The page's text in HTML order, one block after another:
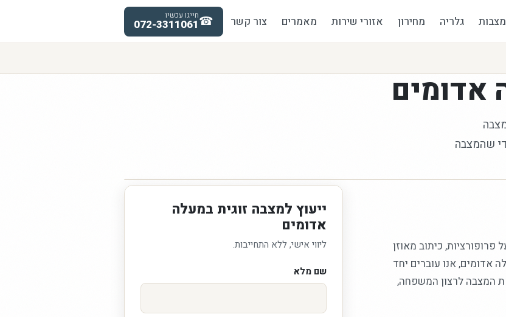
מצבות גלריה מחירון אזורי שירות מאמרים צור קשר ☎חייגו עכשיו
072-3311061
אדומים
שהמצבה
פרופורציות, כיתוב מאוזן
אדומים, אנו עוברים יחד
המצבה לרצון המשפחה,
ייעוץ למצבה זוגית במעלה
אדומים
ליווי אישי, ללא התחייבות.
שם מלא